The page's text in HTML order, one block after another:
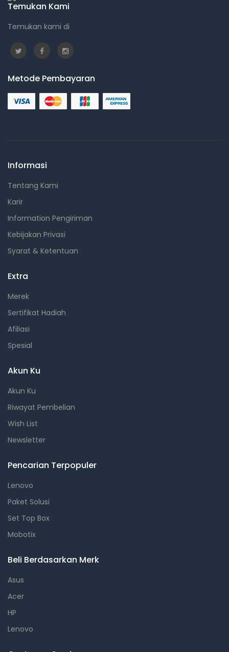
Temukan Kami
Temukan kami di
Metode Pembayaran
Informasi
Tentang Kami
Karir
Information Pengiriman
Kebijakan Privasi
Syarat & Ketentuan
Extra
Merek
Sertifikat Hadiah
Afiliasi
Spesial
Akun Ku
Akun Ku
Riwayat Pembelian
Wish List
Newsletter
Pencarian Terpopuler
Lenovo
Paket Solusi
Set Top Box
Mobotix
Beli Berdasarkan Merk
Asus
Acer
HP
Lenovo